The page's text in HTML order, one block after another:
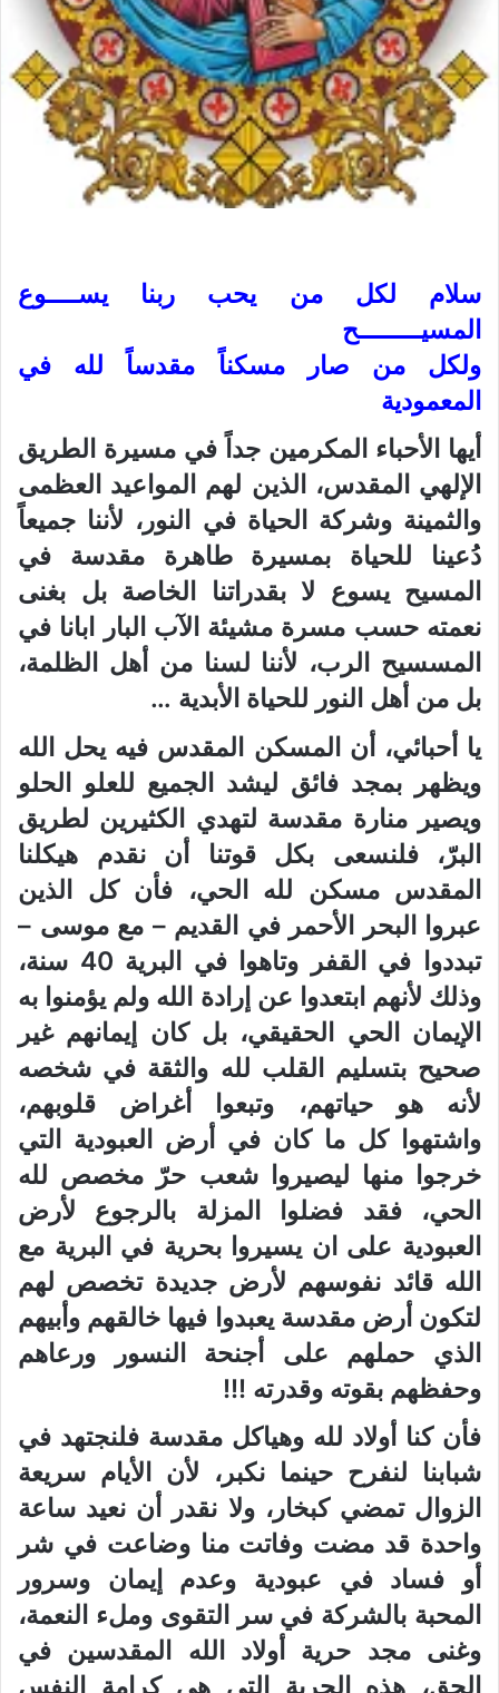
سلام لكل من يحب ربنا يســــوع
المسيــــــــح
ولكل من صار مسكناً مقدساً لله في
المعمودية
أيها الأحباء المكرمين جداً في مسيرة الطريق
الإلهي المقدس، الذين لهم المواعيد العظمى
والثمينة وشركة الحياة في النور، لأننا جميعاً
دُعينا للحياة بمسيرة طاهرة مقدسة في
المسيح يسوع لا بقدراتنا الخاصة بل بغنى
نعمته حسب مسرة مشيئة الآب البار ابانا في
المسسيح الرب، لأننا لسنا من أهل الظلمة،
بل من أهل النور للحياة الأبدية …
يا أحبائي، أن المسكن المقدس فيه يحل الله
ويظهر بمجد فائق ليشد الجميع للعلو الحلو
ويصير منارة مقدسة لتهدي الكثيرين لطريق
البرّ، فلنسعى بكل قوتنا أن نقدم هيكلنا
المقدس مسكن لله الحي، فأن كل الذين
عبروا البحر الأحمر في القديم – مع موسى –
تبددوا في القفر وتاهوا في البرية 40 سنة،
وذلك لأنهم ابتعدوا عن إرادة الله ولم يؤمنوا به
الإيمان الحي الحقيقي، بل كان إيمانهم غير
صحيح بتسليم القلب لله والثقة في شخصه
لأنه هو حياتهم، وتبعوا أغراض قلوبهم،
واشتهوا كل ما كان في أرض العبودية التي
خرجوا منها ليصيروا شعب حرّ مخصص لله
الحي، فقد فضلوا المزلة بالرجوع لأرض
العبودية على ان يسيروا بحرية في البرية مع
الله قائد نفوسهم لأرض جديدة تخصص لهم
لتكون أرض مقدسة يعبدوا فيها خالقهم وأبيهم
الذي حملهم على أجنحة النسور ورعاهم
وحفظهم بقوته وقدرته !!!
فأن كنا أولاد لله وهياكل مقدسة فلنجتهد في
شبابنا لنفرح حينما نكبر، لأن الأيام سريعة
الزوال تمضي كبخار، ولا نقدر أن نعيد ساعة
واحدة قد مضت وفاتت منا وضاعت في شر
أو فساد في عبودية وعدم إيمان وسرور
المحبة بالشركة في سر التقوى وملء النعمة،
وغنى مجد حرية أولاد الله المقدسين في
الحق، هذه الحرية التي هي كرامة النفس